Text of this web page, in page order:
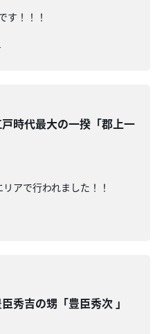
す！！！
時代最大の一揆「郡上一
アで行われました！！
秀吉の甥「豊臣秀次 」